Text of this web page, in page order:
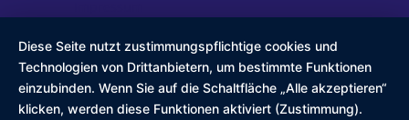
Diese Seite nutzt zustimmungspflichtige cookies und
Technologien von Drittanbietern, um bestimmte Funktionen
einzubinden. Wenn Sie auf die Schaltfläche „Alle akzeptieren“
klicken, werden diese Funktionen aktiviert (Zustimmung).